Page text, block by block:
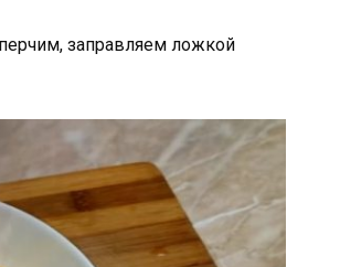
заправляем ложкой